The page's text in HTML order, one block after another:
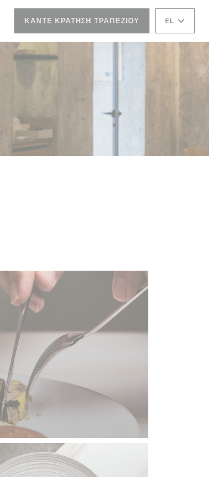
ΚΆΝΤΕ ΚΡΆΤΗΣΗ ΤΡΑΠΕΖΙΟΎ EL